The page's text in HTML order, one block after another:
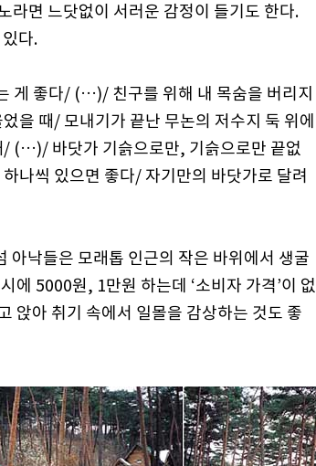
라면 느닷없이 서러운 감정이 들기도 한다.
다.
게 좋다/ (…)/ 친구를 위해 내 목숨을 버리지
을 때/ 모내기가 끝난 무논의 저수지 둑 위에
/ (…)/ 바닷가 기슭으로만, 기슭으로만 끝없
나씩 있으면 좋다/ 자기만의 바닷가로 달려
아낙들은 모래톱 인근의 작은 바위에서 생굴
에 5000원, 1만원 하는데 ‘소비자 가격’이 없
앉아 취기 속에서 일몰을 감상하는 것도 좋